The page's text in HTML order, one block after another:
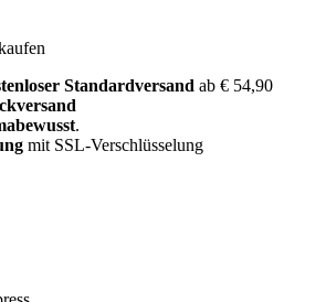
Standardversand ab € 54,90
.
mit SSL-Verschlüsselung